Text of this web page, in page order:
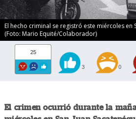
El hecho criminal se registró este miércoles en
(Foto: Mario Equité/Colaborador)
25
3 0
El crimen ocurrió durante la